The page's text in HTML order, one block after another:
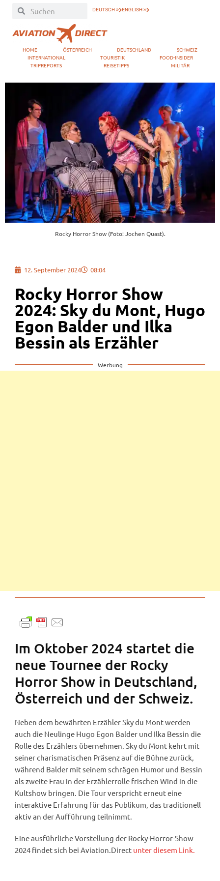
DEUTSCH » ENGLISH »
HOME ÖSTERREICH DEUTSCHLAND
SCHWEIZ
INTERNATIONAL
TOURISTIK
FOOD-INSIDER
TRIPREPORTS
REISETIPPS MILITÄR
Rocky Horror Show (Foto: Jochen Quast).
12. September 2024 08:04
Rocky Horror Show
2024: Sky du Mont, Hugo
Egon Balder und Ilka
Bessin als Erzähler
Werbung
Im Oktober 2024 startet die
neue Tournee der Rocky
Horror Show in Deutschland,
Österreich und der Schweiz.
Neben dem bewährten Erzähler Sky du Mont werden
auch die Neulinge Hugo Egon Balder und Ilka Bessin die
Rolle des Erzählers übernehmen. Sky du Mont kehrt mit
seiner charismatischen Präsenz auf die Bühne zurück,
während Balder mit seinem schrägen Humor und Bessin
als zweite Frau in der Erzählerrolle frischen Wind in die
Kultshow bringen. Die Tour verspricht erneut eine
interaktive Erfahrung für das Publikum, das traditionell
aktiv an der Aufführung teilnimmt.
Eine ausführliche Vorstellung der Rocky-Horror-Show
2024 findet sich bei Aviation.Direct unter diesem Link.